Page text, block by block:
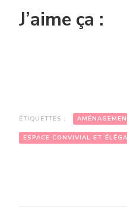
J’aime ça :
ÉTIQUETTES :
ESPACE CONVIVIAL ET